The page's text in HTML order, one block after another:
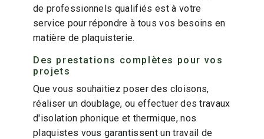
de professionnels qualifiés est à votre
service pour répondre à tous vos besoins en
matière de plaquisterie.
Des prestations complètes pour vos
projets
Que vous souhaitiez poser des cloisons,
réaliser un doublage, ou effectuer des travaux
d'isolation phonique et thermique, nos
plaquistes vous garantissent un travail de